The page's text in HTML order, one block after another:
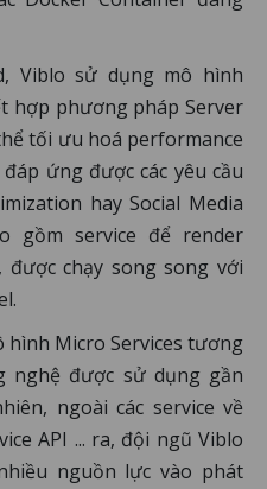
Viblo sử dụng mô hình
hợp phương pháp Server
tối ưu hoá performance
ứng được các yêu cầu
hay Social Media
gồm service để render
chạy song song với
hình Micro Services tương
nghệ được sử dụng gần
ngoài các service về
API ... ra, đội ngũ Viblo
nguồn lực vào phát